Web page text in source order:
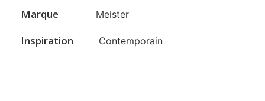
Marque Meister
Inspiration Contemporain